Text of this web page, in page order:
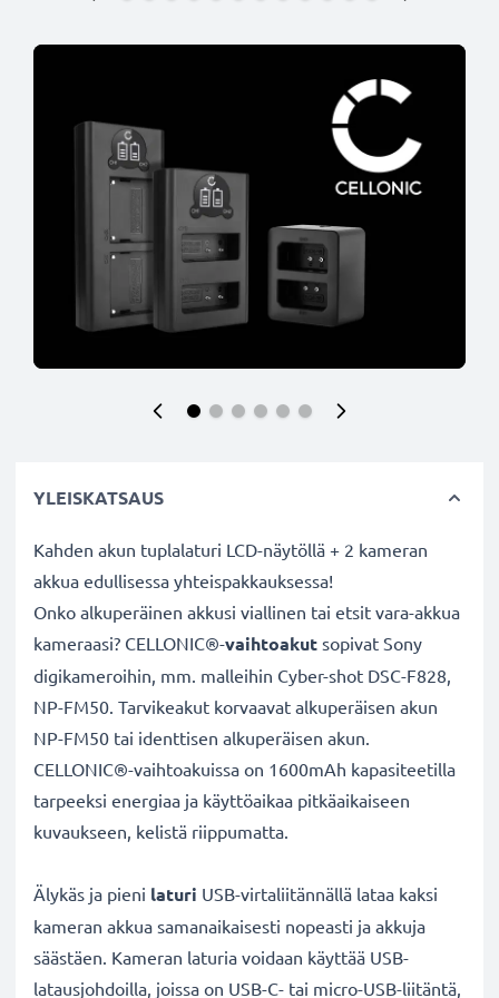
YLEISKATSAUS
Kahden akun tuplalaturi LCD-näytöllä + 2 kameran
akkua edullisessa yhteispakkauksessa!
Onko alkuperäinen akkusi viallinen tai etsit vara-akkua
kameraasi? CELLONIC®-vaihtoakut sopivat Sony
digikameroihin, mm. malleihin Cyber-shot DSC-F828,
NP-FM50. Tarvikeakut korvaavat alkuperäisen akun
NP-FM50 tai identtisen alkuperäisen akun.
CELLONIC®-vaihtoakuissa on 1600mAh kapasiteetilla
tarpeeksi energiaa ja käyttöaikaa pitkäaikaiseen
kuvaukseen, kelistä riippumatta.
Älykäs ja pieni laturi USB-virtaliitännällä lataa kaksi
kameran akkua samanaikaisesti nopeasti ja akkuja
säästäen. Kameran laturia voidaan käyttää USB-
latausjohdoilla, joissa on USB-C- tai micro-USB-liitäntä,